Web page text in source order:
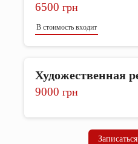
6500 грн
В стоимость входит
Художественная
9000 грн